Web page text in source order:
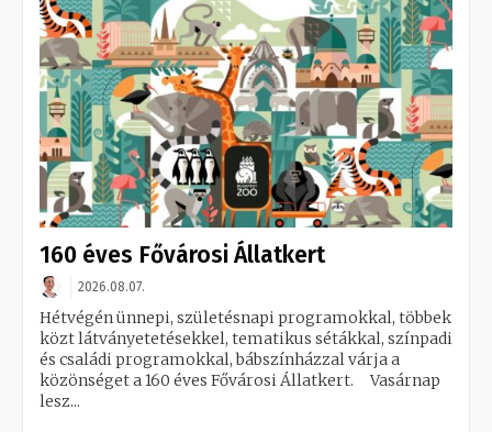
160 éves Fővárosi Állatkert
2026.08.07.
Hétvégén ünnepi, születésnapi programokkal, többek
közt látványetetésekkel, tematikus sétákkal, színpadi
és családi programokkal, bábszínházzal várja a
közönséget a 160 éves Fővárosi Állatkert. Vasárnap
lesz...